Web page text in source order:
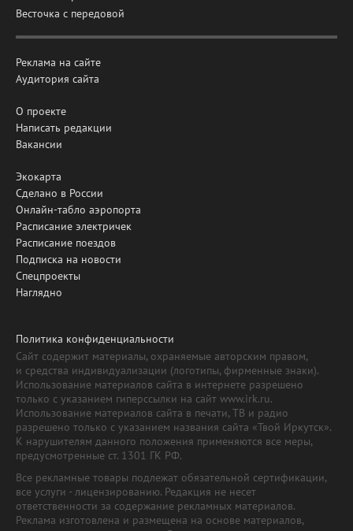
Весточка с передовой
Реклама на сайте
Аудитория сайта
О проекте
Написать редакции
Вакансии
Экокарта
Сделано в России
Онлайн-табло аэропорта
Расписание электричек
Расписание поездов
Подписка на новости
Спецпроекты
Наглядно
Политика конфиденциальности
Сайт содержит материалы, охраняемые авторским правом,
и средства индивидуализации (логотипы, фирменные знаки).
Использование материалов сайта в интернете разрешено
только с указанием гиперссылки на сайт www.irk.ru.
Использование материалов сайта в печати, ТВ и радио
разрешено только с указанием названия сайта «Твой Иркутск».
К нарушителям данного положения применяются все меры,
предусмотренные ст. 1301 ГК РФ.
Все рекламные товары подлежат обязательной сертификации,
все услуги - лицензированию. Редакция не несет
ответственности за содержание рекламных материалов.
Реклама изготовлена и размещена на основе материалов,